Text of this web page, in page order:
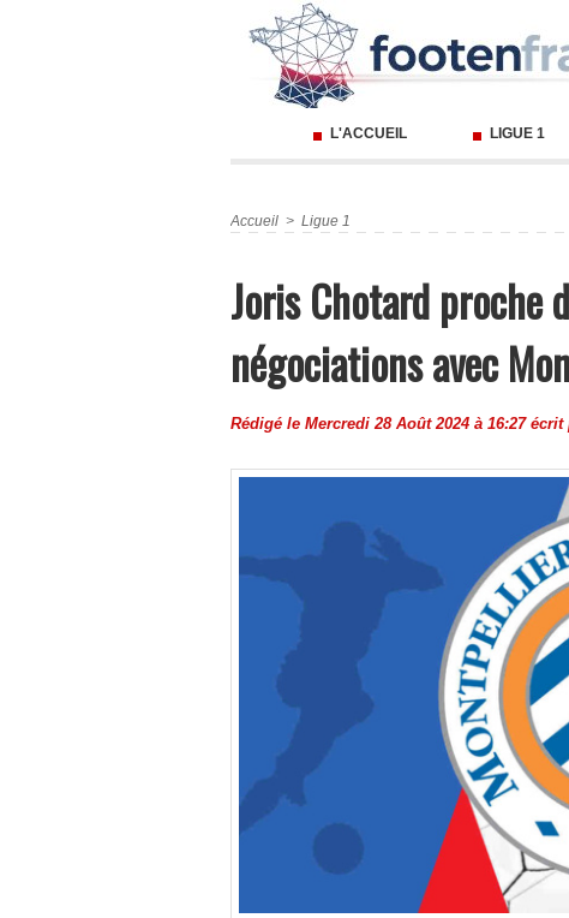
L'ACCUEIL LIGUE 1
Accueil > Ligue 1
Joris Chotard proche
négociations avec
Rédigé le Mercredi 28 Août 2024 à 16:27 écrit